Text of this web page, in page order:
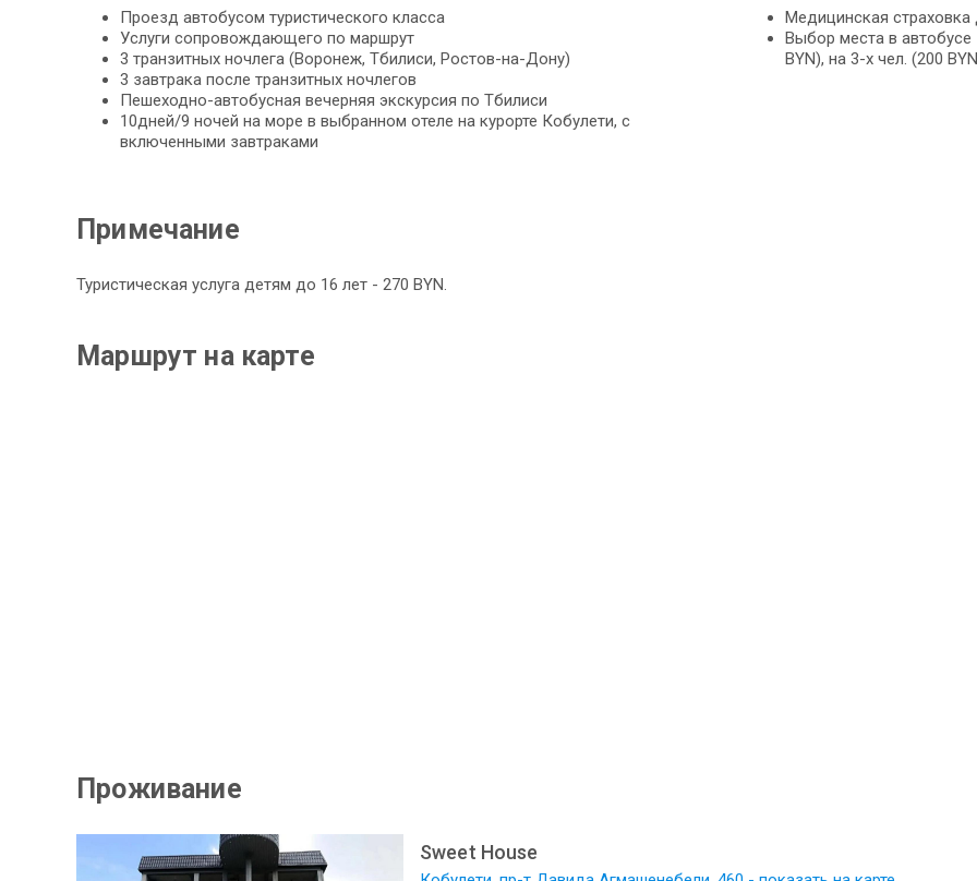
Проезд автобусом туристического класса
Услуги сопровождающего по маршрут
3 транзитных ночлега (Воронеж, Тбилиси, Ростов-на-Дону)
3 завтрака после транзитных ночлегов
Пешеходно-автобусная вечерняя экскурсия по Тбилиси
10дней/9 ночей на море в выбранном отеле на курорте Кобулети, с
включенными завтраками
Медицинская страховка
Выбор места в автобусе
BYN), на 3-х чел. (200
Примечание
Туристическая услуга детям до 16 лет - 270 BYN.
Маршрут на карте
Проживание
Sweet House